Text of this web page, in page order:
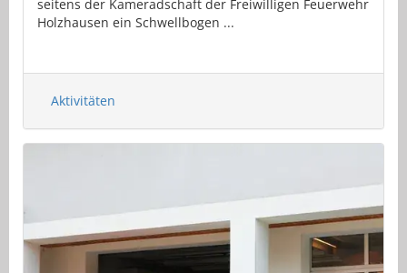
seitens der Kameradschaft der Freiwilligen Feuerwehr
Holzhausen ein Schwellbogen ...
Aktivitäten